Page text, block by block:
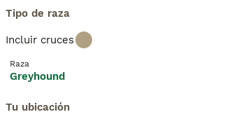
Tipo de raza
Incluir cruces
Raza
Greyhound
Tu ubicación